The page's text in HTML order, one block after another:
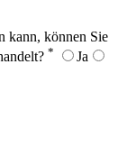
kann, können Sie
*
Ja